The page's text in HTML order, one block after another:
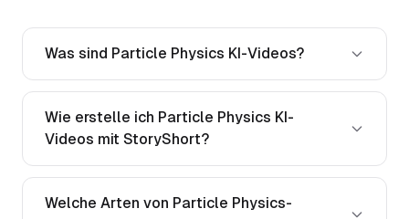
Was sind Particle Physics KI-Videos?
Wie erstelle ich Particle Physics KI-
Videos mit StoryShort?
Welche Arten von Particle Physics-